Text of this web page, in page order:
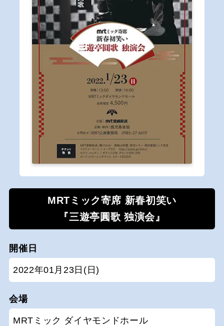
MRTミック寄席 新春初笑い
『三遊亭圓歌 独演会』
開催日
2022年01月23日(日)
会場
MRTミック ダイヤモンドホール